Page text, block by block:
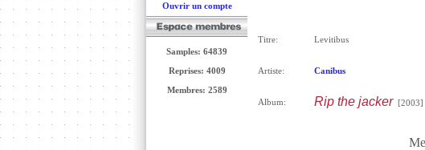
Ouvrir un compte
Samples: 64839
Reprises: 4009
Membres: 2589
Titre: Levitibus
Artiste: Canibus
Album: Rip the jacker[2003]